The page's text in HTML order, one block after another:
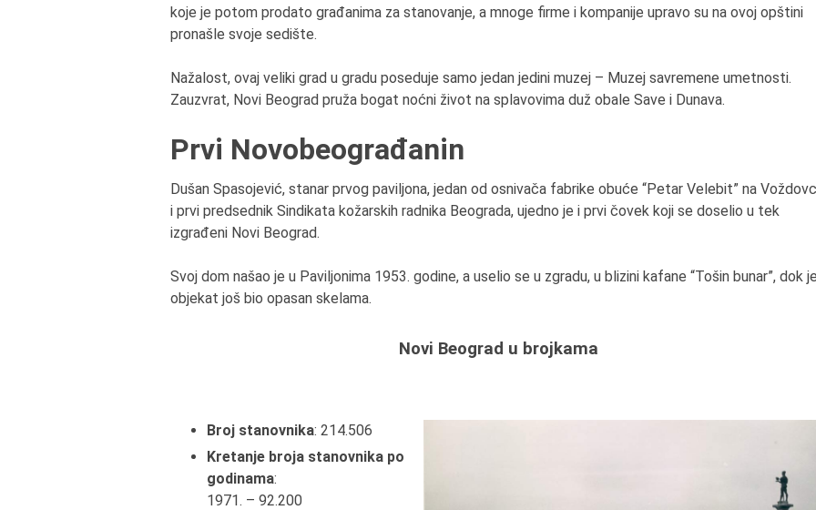
koje je potom prodato građanima za stanovanje, a mnoge firme i kompanije upravo su na ovoj opštini
pronašle svoje sedište.
Nažalost, ovaj veliki grad u gradu poseduje samo jedan jedini muzej – Muzej savremene umetnosti.
Zauzvrat, Novi Beograd pruža bogat noćni život na splavovima duž obale Save i Dunava.
Prvi Novobeograđanin
Dušan Spasojević, stanar prvog paviljona, jedan od osnivača fabrike obuće “Petar Velebit” na
i prvi predsednik Sindikata kožarskih radnika Beograda, ujedno je i prvi čovek koji se doselio u tek
izgrađeni Novi Beograd.
Svoj dom našao je u Paviljonima 1953. godine, a uselio se u zgradu, u blizini kafane “Tošin bunar”, dok
objekat još bio opasan skelama.
Novi Beograd u brojkama
Broj stanovnika: 214.506
Kretanje broja stanovnika po
godinama:
1971. – 92.200